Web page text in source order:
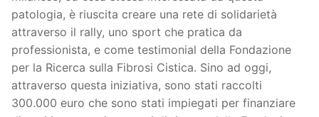
patologia, è riuscita creare una rete di solidarietà
attraverso il rally, uno sport che pratica da
professionista, e come testimonial della Fondazione
per la Ricerca sulla Fibrosi Cistica. Sino ad oggi,
attraverso questa iniziativa, sono stati raccolti
300.000 euro che sono stati impiegati per finanziare